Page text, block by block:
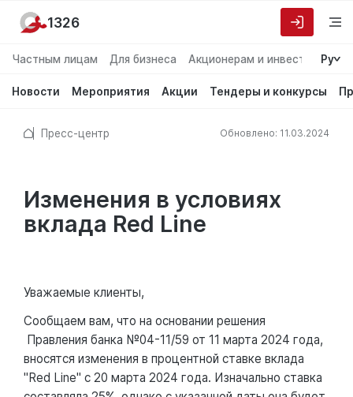
Частным лицам Для бизнеса Акционерам и инвесторам
Ру
Новости Мероприятия Акции Тендеры и конкурсы
1326
Пресс-центр Обновлено: 11.03.2024
Изменения в условиях
вклада Red Line
Уважаемые клиенты,
Сообщаем вам, что на основании решения
Правления банка №04-11/59 от 11 марта 2024 года,
вносятся изменения в процентной ставке вклада
"Red Line" с 20 марта 2024 года. Изначально ставка